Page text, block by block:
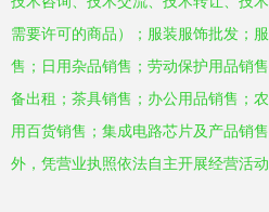
需要许可的商品）；服装服饰批发；
售；日用杂品销售；劳动保护用品销
备出租；茶具销售；办公用品销售；
用百货销售；集成电路芯片及产品销
外，凭营业执照依法自主开展经营活动)